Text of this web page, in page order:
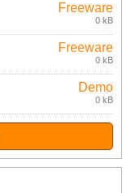
Freeware
0 kB
Freeware
0 kB
Demo
0 kB